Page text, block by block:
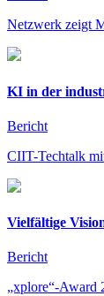
Netzwerk zeigt
KI in der
Bericht
CIIT-Techtalk
Vielfältige
Bericht
„xplore“-Award